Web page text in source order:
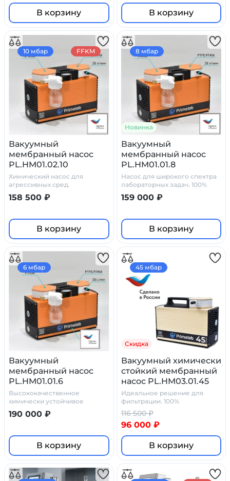
В корзину В корзину
Вакуумный
мембранный насос
PL.HM01.02.10
Химический насос для
агрессивных сред.
Качественное устройство,
которое предназначено для
перекачивания паров или
газов
158 500 ₽
В корзину
10 мбар FFKM
Новинка
Вакуумный
мембранный насос
PL.HM01.01.8
Насос для широкого спектра
лабораторных задач. 100%
химостойкость
159 000 ₽
В корзину
8 мбар
Вакуумный
мембранный насос
PL.HM01.01.6
Высококачественное
химически устойчивое
устройство, предназначенное
для
190 000 ₽
В корзину
6 мбар
Скидка
Вакуумный химически
стойкий мембранный
насос PL.HM03.01.45
Идеальное решение для
фильтрации. 100%
химостойкость
116 500 ₽
96 000 ₽
В корзину
45 мбар